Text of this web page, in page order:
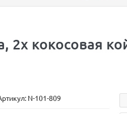
2x кокосовая
N-101-809